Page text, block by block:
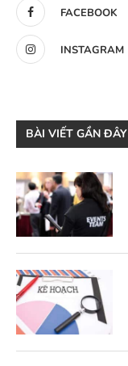
FACEBOOK
INSTAGRAM
BÀI VIẾT GẦN ĐÂY